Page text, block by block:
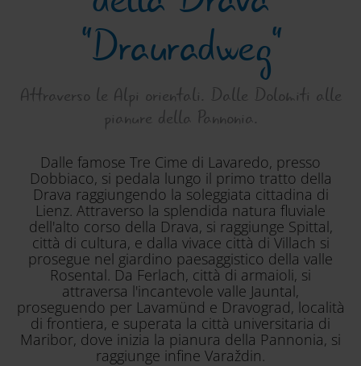
"Drauradweg"
Attraverso le Alpi orientali. Dalle Dolomiti alle
pianure della Pannonia.
Dalle famose Tre Cime di Lavaredo, presso
Dobbiaco, si pedala lungo il primo tratto della
Drava raggiungendo la soleggiata cittadina di
Lienz. Attraverso la splendida natura fluviale
dell'alto corso della Drava, si raggiunge Spittal,
città di cultura, e dalla vivace città di Villach si
prosegue nel giardino paesaggistico della valle
Rosental. Da Ferlach, città di armaioli, si
attraversa l'incantevole valle Jauntal,
proseguendo per Lavamünd e Dravograd, località
di frontiera, e superata la città universitaria di
Maribor, dove inizia la pianura della Pannonia, si
raggiunge infine Varaždin.